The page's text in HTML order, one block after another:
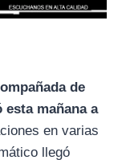
de
mañana a
en varias
llegó